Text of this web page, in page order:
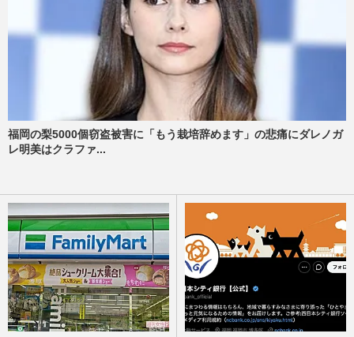
福岡の梨5000個窃盗被害に「もう栽培辞めます」の悲痛にダレノガ
レ明美はクラファ...